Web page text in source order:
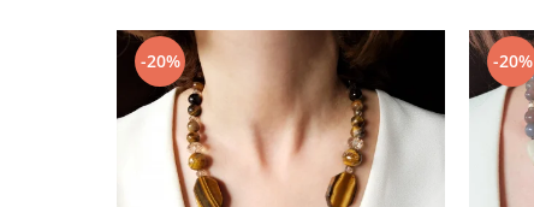
-20% -20%